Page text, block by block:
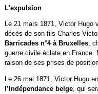
L'expulsion
Le 21 mars 1871, Victor Hugo
décès de son fils Charles
Barricades n°4 à Bruxelles,
guerre civile éclate en France.
raison de ses prises de
Le 26 mai 1871, Victor Hugo
l’Indépendance belge, qui